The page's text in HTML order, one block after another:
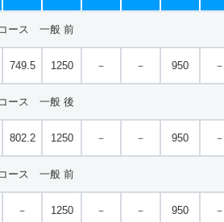
ース 一般 前
749.5 1250 － － 950 －
ース 一般 後
802.2 1250 － － 950 －
ース 一般 前
－ 1250 － － 950 －